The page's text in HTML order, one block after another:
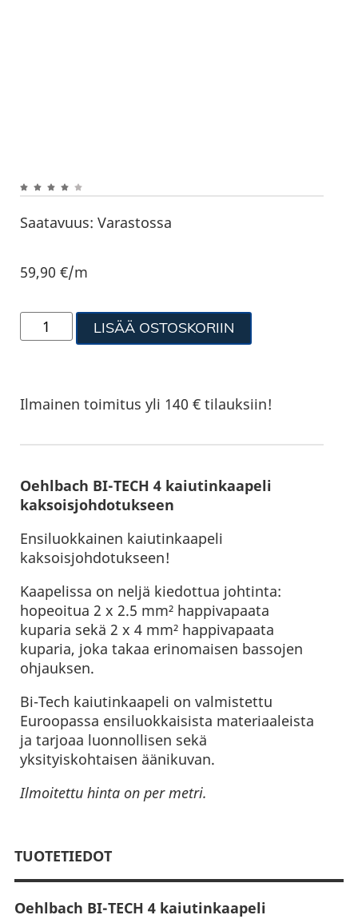
Saatavuus: Varastossa
59,90€/m
LISÄÄ OSTOSKORIIN
Ilmainen toimitus yli 140 € tilauksiin!
Oehlbach BI-TECH 4 kaiutinkaapeli
kaksoisjohdotukseen
Ensiluokkainen kaiutinkaapeli
kaksoisjohdotukseen!
Kaapelissa on neljä kiedottua johtinta:
hopeoitua 2 x 2.5 mm² happivapaata
kuparia sekä 2 x 4 mm² happivapaata
kuparia, joka takaa erinomaisen bassojen
ohjauksen.
Bi-Tech kaiutinkaapeli on valmistettu
Euroopassa ensiluokkaisista materiaaleista
ja tarjoaa luonnollisen sekä
yksityiskohtaisen äänikuvan.
Ilmoitettu hinta on per metri.
TUOTETIEDOT
Oehlbach BI-TECH 4 kaiutinkaapeli